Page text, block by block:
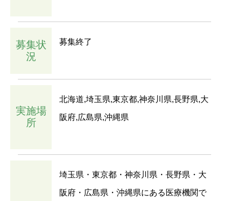
募集状
況
募集終了
実施場
所
北海道,埼玉県,東京都,神奈川県,長野県,大
阪府,広島県,沖縄県
埼玉県・東京都・神奈川県・長野県・大
阪府・広島県・沖縄県にある医療機関で